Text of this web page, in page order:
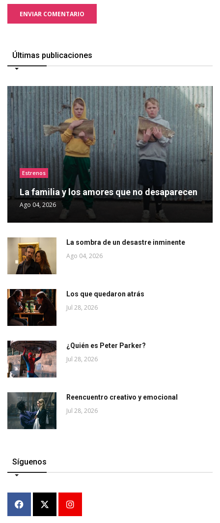
ENVIAR COMENTARIO
Últimas publicaciones
Estrenos
La familia y los amores que no desaparecen
Ago 04, 2026
La sombra de un desastre inminente
Ago 04, 2026
Los que quedaron atrás
Jul 28, 2026
¿Quién es Peter Parker?
Jul 28, 2026
Reencuentro creativo y emocional
Jul 28, 2026
Síguenos